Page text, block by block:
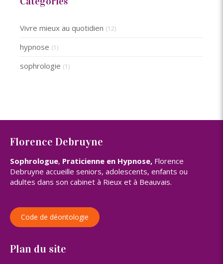
Vivre mieux au quotidien (12)
hypnose (1)
sophrologie (1)
Florence Debruyne
Sophrologue, Praticienne en Hypnose, Florence
Debruyne accueille seniors, adolescents, enfants ou
adultes dans son cabinet à Rieux et à Beauvais.
Code de déontologie
Plan du site